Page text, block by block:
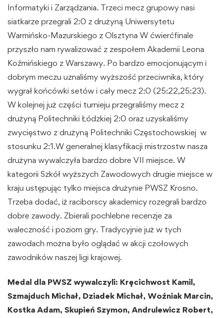
Informatyki i Zarządzania. Trzeci mecz grupowy nasi
siatkarze przegrali 2:0 z drużyną Uniwersytetu
Warmińsko-Mazurskiego z Olsztyna W ćwierćfinale
przyszło nam rywalizować z zespołem Akademii Leona
Koźmińskiego z Warszawy. Po bardzo emocjonującym i
dobrym meczu uznaliśmy wyższość przeciwnika, który
wygrał końcówki setów i cały mecz 2:0 (25:22,25:23).
W kolejnej już części turnieju przegraliśmy mecz z
drużyną Politechniki Łódzkiej 2:0 oraz uzyskaliśmy
zwycięstwo z drużyną Politechniki Częstochowskiej w
stosunku 2:1.W generalnej klasyfikacji mistrzostw nasza
drużyna wywalczyła bardzo dobre VII miejsce. W
kategorii Szkół wyższych Zawodowych drugie miejsce w
kraju ustępując tylko miejsca drużynie PWSZ Krosno.
Trzeba dodać, iż raciborscy akademicy rozegrali bardzo
dobre zawody. Zbierali pochlebne recenzje za
waleczność i poziom gry. Tradycyjnie już w tych
zawodach można było oglądać w akcji czołowych
zawodników naszej ligi krajowej.
Medal dla PWSZ wywalczyli: Kręcichwost Kamil,
Szmajduch Michał, Dziadek Michał, Woźniak Marcin,
Kostka Adam, Skupień Szymon, Andrulewicz Robert,